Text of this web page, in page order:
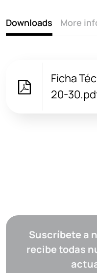
Downloads More
Ficha
20-
Suscríbete a
recibe todas